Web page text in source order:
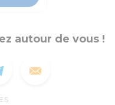
autour de vous !